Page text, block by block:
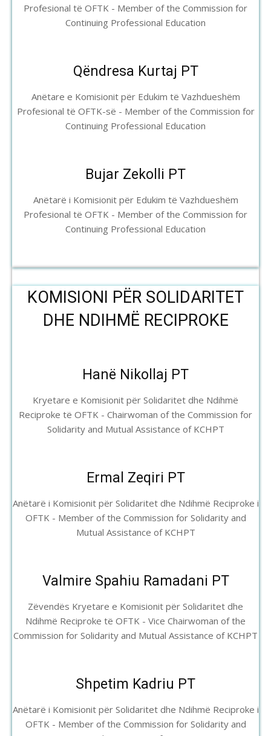
Profesional të OFTK - Member of the Commission for
Continuing Professional Education
Qëndresa Kurtaj PT
Anëtare e Komisionit për Edukim të Vazhdueshëm
Profesional të OFTK-së - Member of the Commission for
Continuing Professional Education
Bujar Zekolli PT
Anëtarë i Komisionit për Edukim të Vazhdueshëm
Profesional të OFTK - Member of the Commission for
Continuing Professional Education
KOMISIONI PËR SOLIDARITET
DHE NDIHMË RECIPROKE
Hanë Nikollaj PT
Kryetare e Komisionit për Solidaritet dhe Ndihmë
Reciproke të OFTK - Chairwoman of the Commission for
Solidarity and Mutual Assistance of KCHPT
Ermal Zeqiri PT
Anëtarë i Komisionit për Solidaritet dhe Ndihmë Reciproke i
OFTK - Member of the Commission for Solidarity and
Mutual Assistance of KCHPT
Valmire Spahiu Ramadani PT
Zëvendës Kryetare e Komisionit për Solidaritet dhe
Ndihmë Reciproke të OFTK - Vice Chairwoman of the
Commission for Solidarity and Mutual Assistance of KCHPT
Shpetim Kadriu PT
Anëtarë i Komisionit për Solidaritet dhe Ndihmë Reciproke i
OFTK - Member of the Commission for Solidarity and